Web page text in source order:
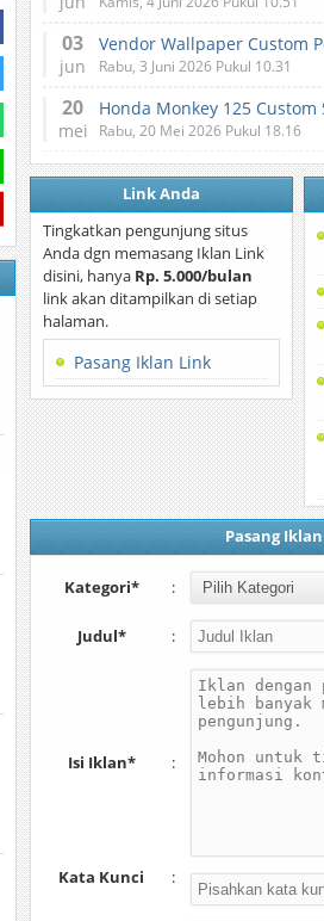
03
jun
Vendor Wallpaper Custom
Rabu, 3 Juni 2026 Pukul 10.31
20
mei
Honda Monkey 125 Custom
Rabu, 20 Mei 2026 Pukul 18.16
Link Anda
Tingkatkan pengunjung situs
Anda dgn memasang Iklan Link
disini, hanya Rp. 5.000/bulan
link akan ditampilkan di setiap
halaman.
Pasang Iklan Link
Pasang
Kategori* :
Judul* :
Isi Iklan* :
Kata Kunci :